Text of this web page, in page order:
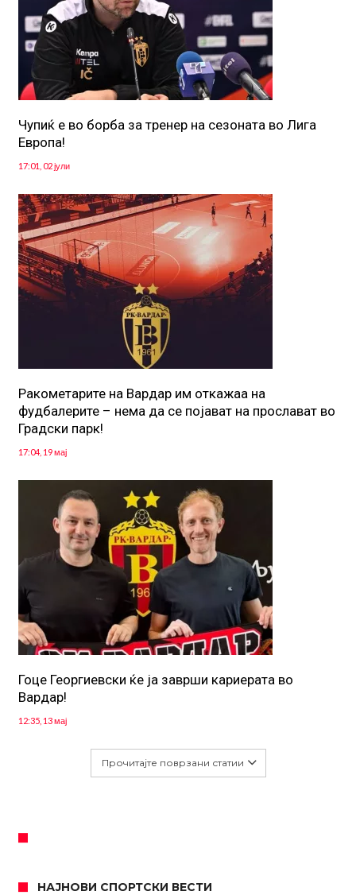
Чупиќ е во борба за тренер на сезоната во Лига
Европа!
17:01, 02 јули
Ракометарите на Вардар им откажаа на
фудбалерите – нема да се појават на прослават во
Градски парк!
17:04, 19 мај
Гоце Георгиевски ќе ја заврши кариерата во
Вардар!
12:35, 13 мај
Прочитајте поврзани статии
НАЈНОВИ СПОРТСКИ ВЕСТИ